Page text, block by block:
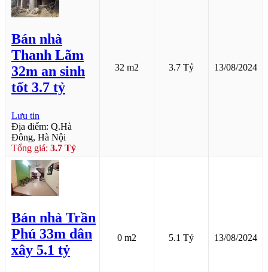
Bán nhà
Thanh Lãm
32m an sinh
tốt 3.7 tỷ
Lưu tin
Địa điểm: Q.Hà
Đông, Hà Nội
Tổng giá: 3.7 Tỷ
32 m2 3.7 Tỷ 13/08/2024
Bán nhà Trần
Phú 33m dân
xây 5.1 tỷ
0 m2 5.1 Tỷ 13/08/2024